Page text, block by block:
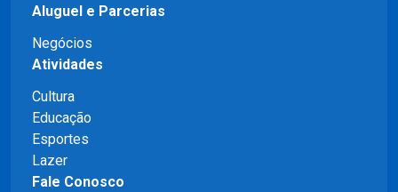
Aluguel e Parcerias
Negócios
Atividades
Cultura
Educação
Esportes
Lazer
Fale Conosco